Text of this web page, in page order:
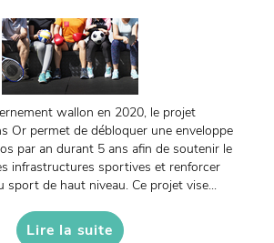
wallon en 2020, le projet
Or permet de débloquer une enveloppe
par an durant 5 ans afin de soutenir le
infrastructures sportives et renforcer
sport de haut niveau. Ce projet vise...
Lire la suite